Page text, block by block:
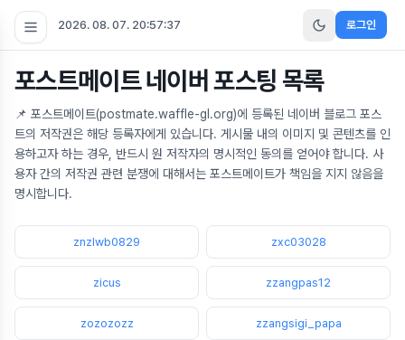
2026. 08. 07. 20:57:38 로그인
포스트메이트 네이버 포스팅 목록
📌 포스트메이트(postmate.waffle-gl.org)에 등록된 네이버 블로그 포스
트의 저작권은 해당 등록자에게 있습니다. 게시물 내의 이미지 및 콘텐츠를 인
용하고자 하는 경우, 반드시 원 저작자의 명시적인 동의를 얻어야 합니다. 사
용자 간의 저작권 관련 분쟁에 대해서는 포스트메이트가 책임을 지지 않음을
명시합니다.
znzlwb0829 zxc03028
zicus zzangpas12
zozozozz zzangsigi_papa